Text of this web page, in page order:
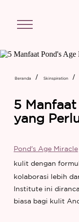
Beranda Skinspiration
5
yang
Pond's Age Miracle
kulit dengan
kolaborasi lebih
Institute ini
biasa bagi kulit